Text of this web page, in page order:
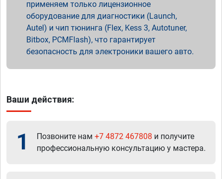
применяем только лицензионное
оборудование для диагностики (Launch,
Autel) и чип тюнинга (Flex, Kess 3, Autotuner,
Bitbox, PCMFlash), что гарантирует
безопасность для электроники вашего авто.
Ваши действия:
1 Позвоните нам +7 4872 467808 и получите
профессиональную консультацию у мастера.